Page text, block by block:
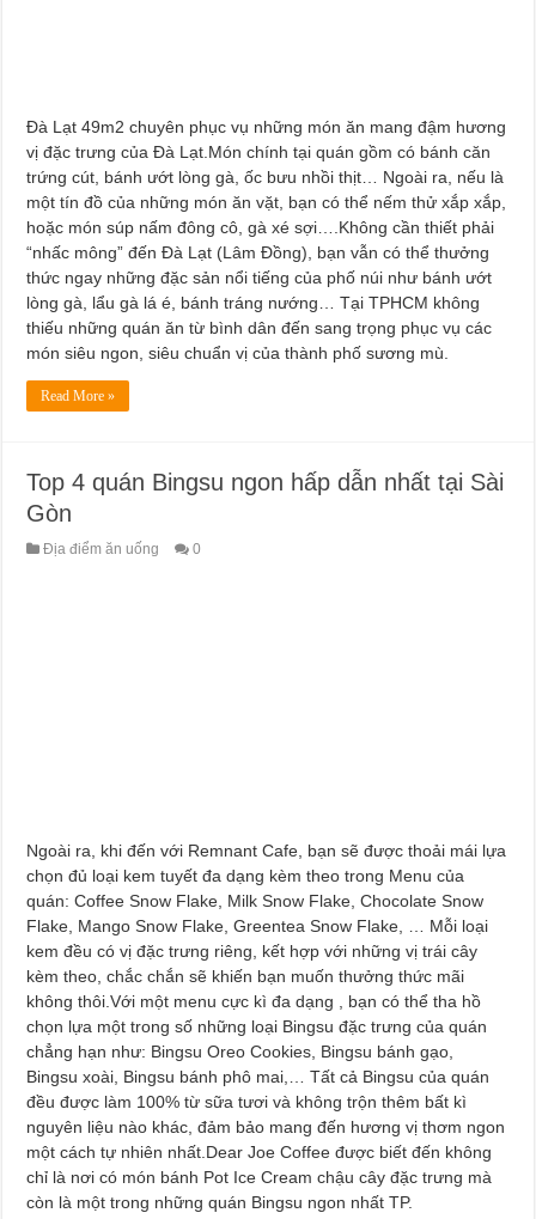
Đà Lạt 49m2 chuyên phục vụ những món ăn mang đậm hương
vị đặc trưng của Đà Lạt.Món chính tại quán gồm có bánh căn
trứng cút, bánh ướt lòng gà, ốc bưu nhồi thịt… Ngoài ra, nếu là
một tín đồ của những món ăn vặt, bạn có thể nếm thử xắp xắp,
hoặc món súp nấm đông cô, gà xé sợi….Không cần thiết phải
“nhấc mông” đến Đà Lạt (Lâm Đồng), bạn vẫn có thể thưởng
thức ngay những đặc sản nổi tiếng của phố núi như bánh ướt
lòng gà, lẩu gà lá é, bánh tráng nướng… Tại TPHCM không
thiếu những quán ăn từ bình dân đến sang trọng phục vụ các
món siêu ngon, siêu chuẩn vị của thành phố sương mù.
Read More »
Top 4 quán Bingsu ngon hấp dẫn nhất tại Sài
Gòn
Địa điểm ăn uống 0
Ngoài ra, khi đến với Remnant Cafe, bạn sẽ được thoải mái lựa
chọn đủ loại kem tuyết đa dạng kèm theo trong Menu của
quán: Coffee Snow Flake, Milk Snow Flake, Chocolate Snow
Flake, Mango Snow Flake, Greentea Snow Flake, … Mỗi loại
kem đều có vị đặc trưng riêng, kết hợp với những vị trái cây
kèm theo, chắc chắn sẽ khiến bạn muốn thưởng thức mãi
không thôi.Với một menu cực kì đa dạng , bạn có thể tha hồ
chọn lựa một trong số những loại Bingsu đặc trưng của quán
chẳng hạn như: Bingsu Oreo Cookies, Bingsu bánh gạo,
Bingsu xoài, Bingsu bánh phô mai,… Tất cả Bingsu của quán
đều được làm 100% từ sữa tươi và không trộn thêm bất kì
nguyên liệu nào khác, đảm bảo mang đến hương vị thơm ngon
một cách tự nhiên nhất.Dear Joe Coffee được biết đến không
chỉ là nơi có món bánh Pot Ice Cream chậu cây đặc trưng mà
còn là một trong những quán Bingsu ngon nhất TP.